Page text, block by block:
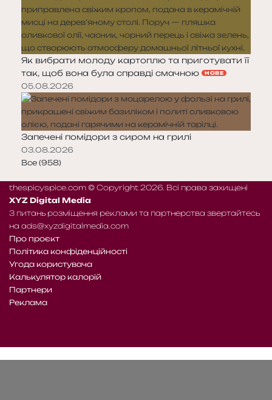
Як вибрати молоду картоплю та приготувати її
так, щоб вона була справді смачною
НОВЕ
05.08.2026
Запечені помідори з сиром на грилі
03.08.2026
Все (958)
thespicyspice.com © Copyright 2026. Всі права захищені
XYZ Digital Media
З питань розміщення реклами та партнерства звертайтесь
на ads@xyzdigitalmedia.com
Про проєкт
Політика конфіденційності
Угода користувача
Калькулятор калорій
Партнери
Реклама